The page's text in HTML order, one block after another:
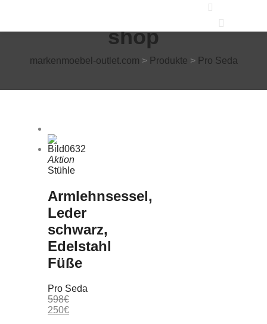
shop
markenmoebel-outlet.com > Produkte > Pro Seda
Aktion
Stühle
Armlehnsessel,
Leder
schwarz,
Edelstahl
Füße
Pro Seda
598€
250€